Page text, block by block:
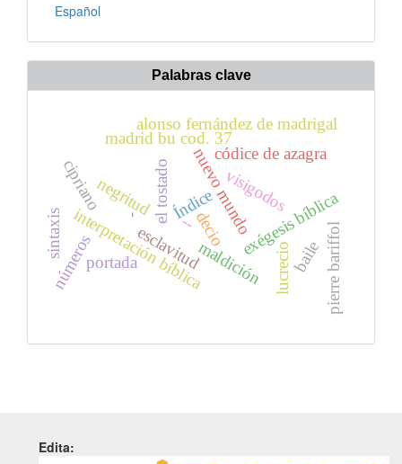
Español
Palabras clave
--
- Índice
esclavitud
interpretación bíblicamaldición
negritud nuevo mundo
madrid bu cod. 37
alonso fernández de madrigal
el tostado
números
exégesis bíblica
visigodos
códice de azagra
cipriano
decio
portada pierre bariffol
lucrecio
sintaxis baile
Edita: